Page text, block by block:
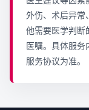
外伤、术后异常
他需要医学判断
医嘱。具体服务
服务协议为准。